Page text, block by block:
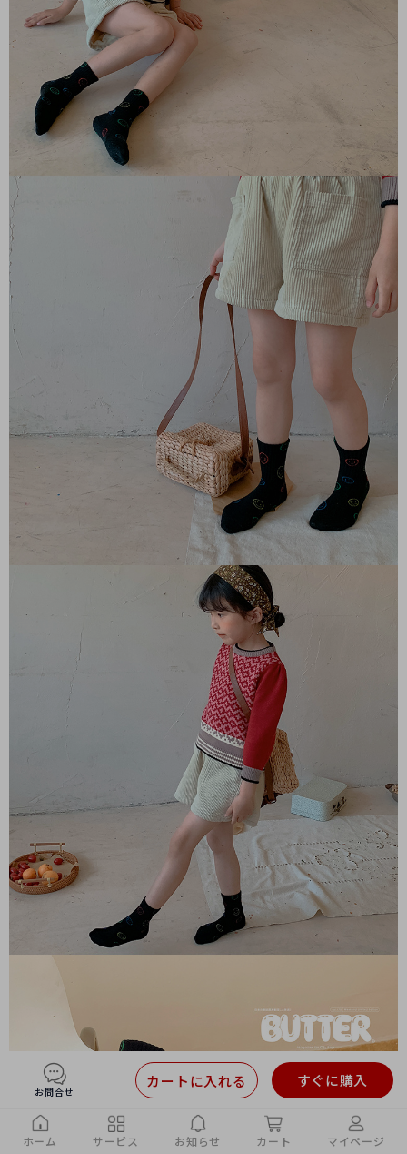
お問合せ
すぐに購入
カートに入れる
ホーム サービス お知らせ カート マイページ